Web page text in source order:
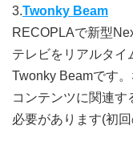
3.Twonky Beam
RECOPLAで新型
テレビをリアルタイ
Twonky Beamです
コンテンツに関連す
必要があります(初回